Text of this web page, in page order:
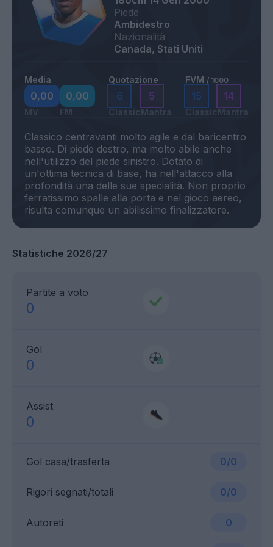
Piede
Ambidestro
Nazionalità
Canada, Stati Uniti
Media
0,00
MV
0,00
FM
Quotazione
6
Classic
5
Mantra
FVM / 1000
15
Classic
14
Mantra
Classico centravanti molto agile e dal baricentro
basso. Di piede destro, ma molto abile anche
nell'utilizzo del piede sinistro. Dotato di
un'ottima tecnica di base, ha nell'attacco alla
profondità una delle sue specialità. Non proprio
ferratissimo spalle alla porta e nel gioco aereo,
Statistiche 2026/27
Partite a voto
0
Gol
0
Assist
0
Gol casa/trasferta 0/0
Rigori segnati/totali 0/0
Autoreti 0